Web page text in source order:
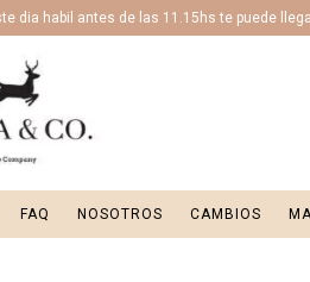
dia habil antes de las 11.15hs te puede
FAQ NOSOTROS CAMBIOS